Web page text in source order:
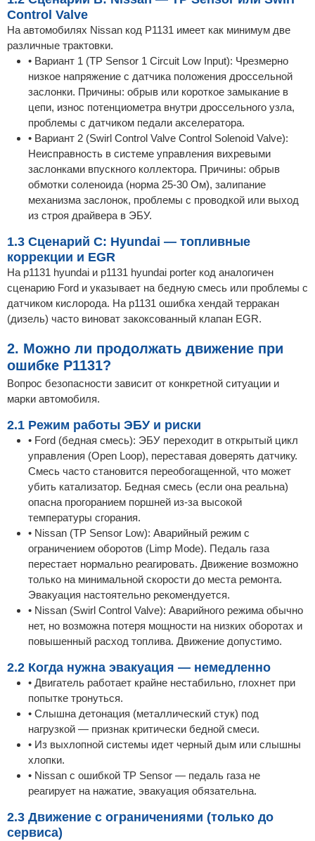
Control Valve
На автомобилях Nissan код P1131 имеет как минимум две
различные трактовки.
• Вариант 1 (TP Sensor 1 Circuit Low Input): Чрезмерно
низкое напряжение с датчика положения дроссельной
заслонки. Причины: обрыв или короткое замыкание в
цепи, износ потенциометра внутри дроссельного узла,
проблемы с датчиком педали акселератора.
• Вариант 2 (Swirl Control Valve Control Solenoid Valve):
Неисправность в системе управления вихревыми
заслонками впускного коллектора. Причины: обрыв
обмотки соленоида (норма 25-30 Ом), залипание
механизма заслонок, проблемы с проводкой или выход
из строя драйвера в ЭБУ.
1.3 Сценарий C: Hyundai — топливные
коррекции и EGR
На p1131 hyundai и p1131 hyundai porter код аналогичен
сценарию Ford и указывает на бедную смесь или проблемы с
датчиком кислорода. На p1131 ошибка хендай терракан
(дизель) часто виноват закоксованный клапан EGR.
2. Можно ли продолжать движение при
ошибке P1131?
Вопрос безопасности зависит от конкретной ситуации и
марки автомобиля.
2.1 Режим работы ЭБУ и риски
• Ford (бедная смесь): ЭБУ переходит в открытый цикл
управления (Open Loop), переставая доверять датчику.
Смесь часто становится переобогащенной, что может
убить катализатор. Бедная смесь (если она реальна)
опасна прогоранием поршней из-за высокой
температуры сгорания.
• Nissan (TP Sensor Low): Аварийный режим с
ограничением оборотов (Limp Mode). Педаль газа
перестает нормально реагировать. Движение возможно
только на минимальной скорости до места ремонта.
Эвакуация настоятельно рекомендуется.
• Nissan (Swirl Control Valve): Аварийного режима обычно
нет, но возможна потеря мощности на низких оборотах и
повышенный расход топлива. Движение допустимо.
2.2 Когда нужна эвакуация — немедленно
• Двигатель работает крайне нестабильно, глохнет при
попытке тронуться.
• Слышна детонация (металлический стук) под
нагрузкой — признак критически бедной смеси.
• Из выхлопной системы идет черный дым или слышны
хлопки.
• Nissan с ошибкой TP Sensor — педаль газа не
реагирует на нажатие, эвакуация обязательна.
2.3 Движение с ограничениями (только до
сервиса)